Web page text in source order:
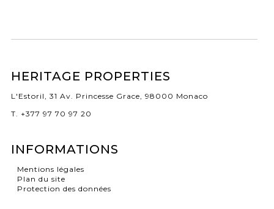
HERITAGE PROPERTIES
L'Estoril, 31 Av. Princesse Grace, 98000 Monaco
T. +377 97 70 97 20
INFORMATIONS
Mentions légales
Plan du site
Protection des données